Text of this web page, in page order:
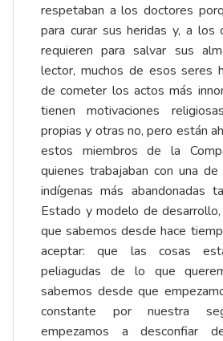
respetaban a los doctores
para curar sus heridas y, a los
requieren para salvar sus
lector, muchos de esos seres
de cometer los actos más
tienen motivaciones
propias y otras no, pero están
estos miembros de la
quienes trabajaban con una de
indígenas más abandonadas
Estado y modelo de
que sabemos desde hace
aceptar: que las cosas
peliagudas de lo que
sabemos desde que
constante por nuestra
empezamos a desconfiar